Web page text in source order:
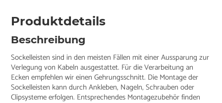
Produktdetails
Beschreibung
Sockelleisten sind in den meisten Fällen mit einer Aussparung zur
Verlegung von Kabeln ausgestattet. Für die Verarbeitung an
Ecken empfehlen wir einen Gehrungsschnitt. Die Montage der
Sockelleisten kann durch Ankleben, Nageln, Schrauben oder
Clipsysteme erfolgen. Entsprechendes Montagezubehör finden